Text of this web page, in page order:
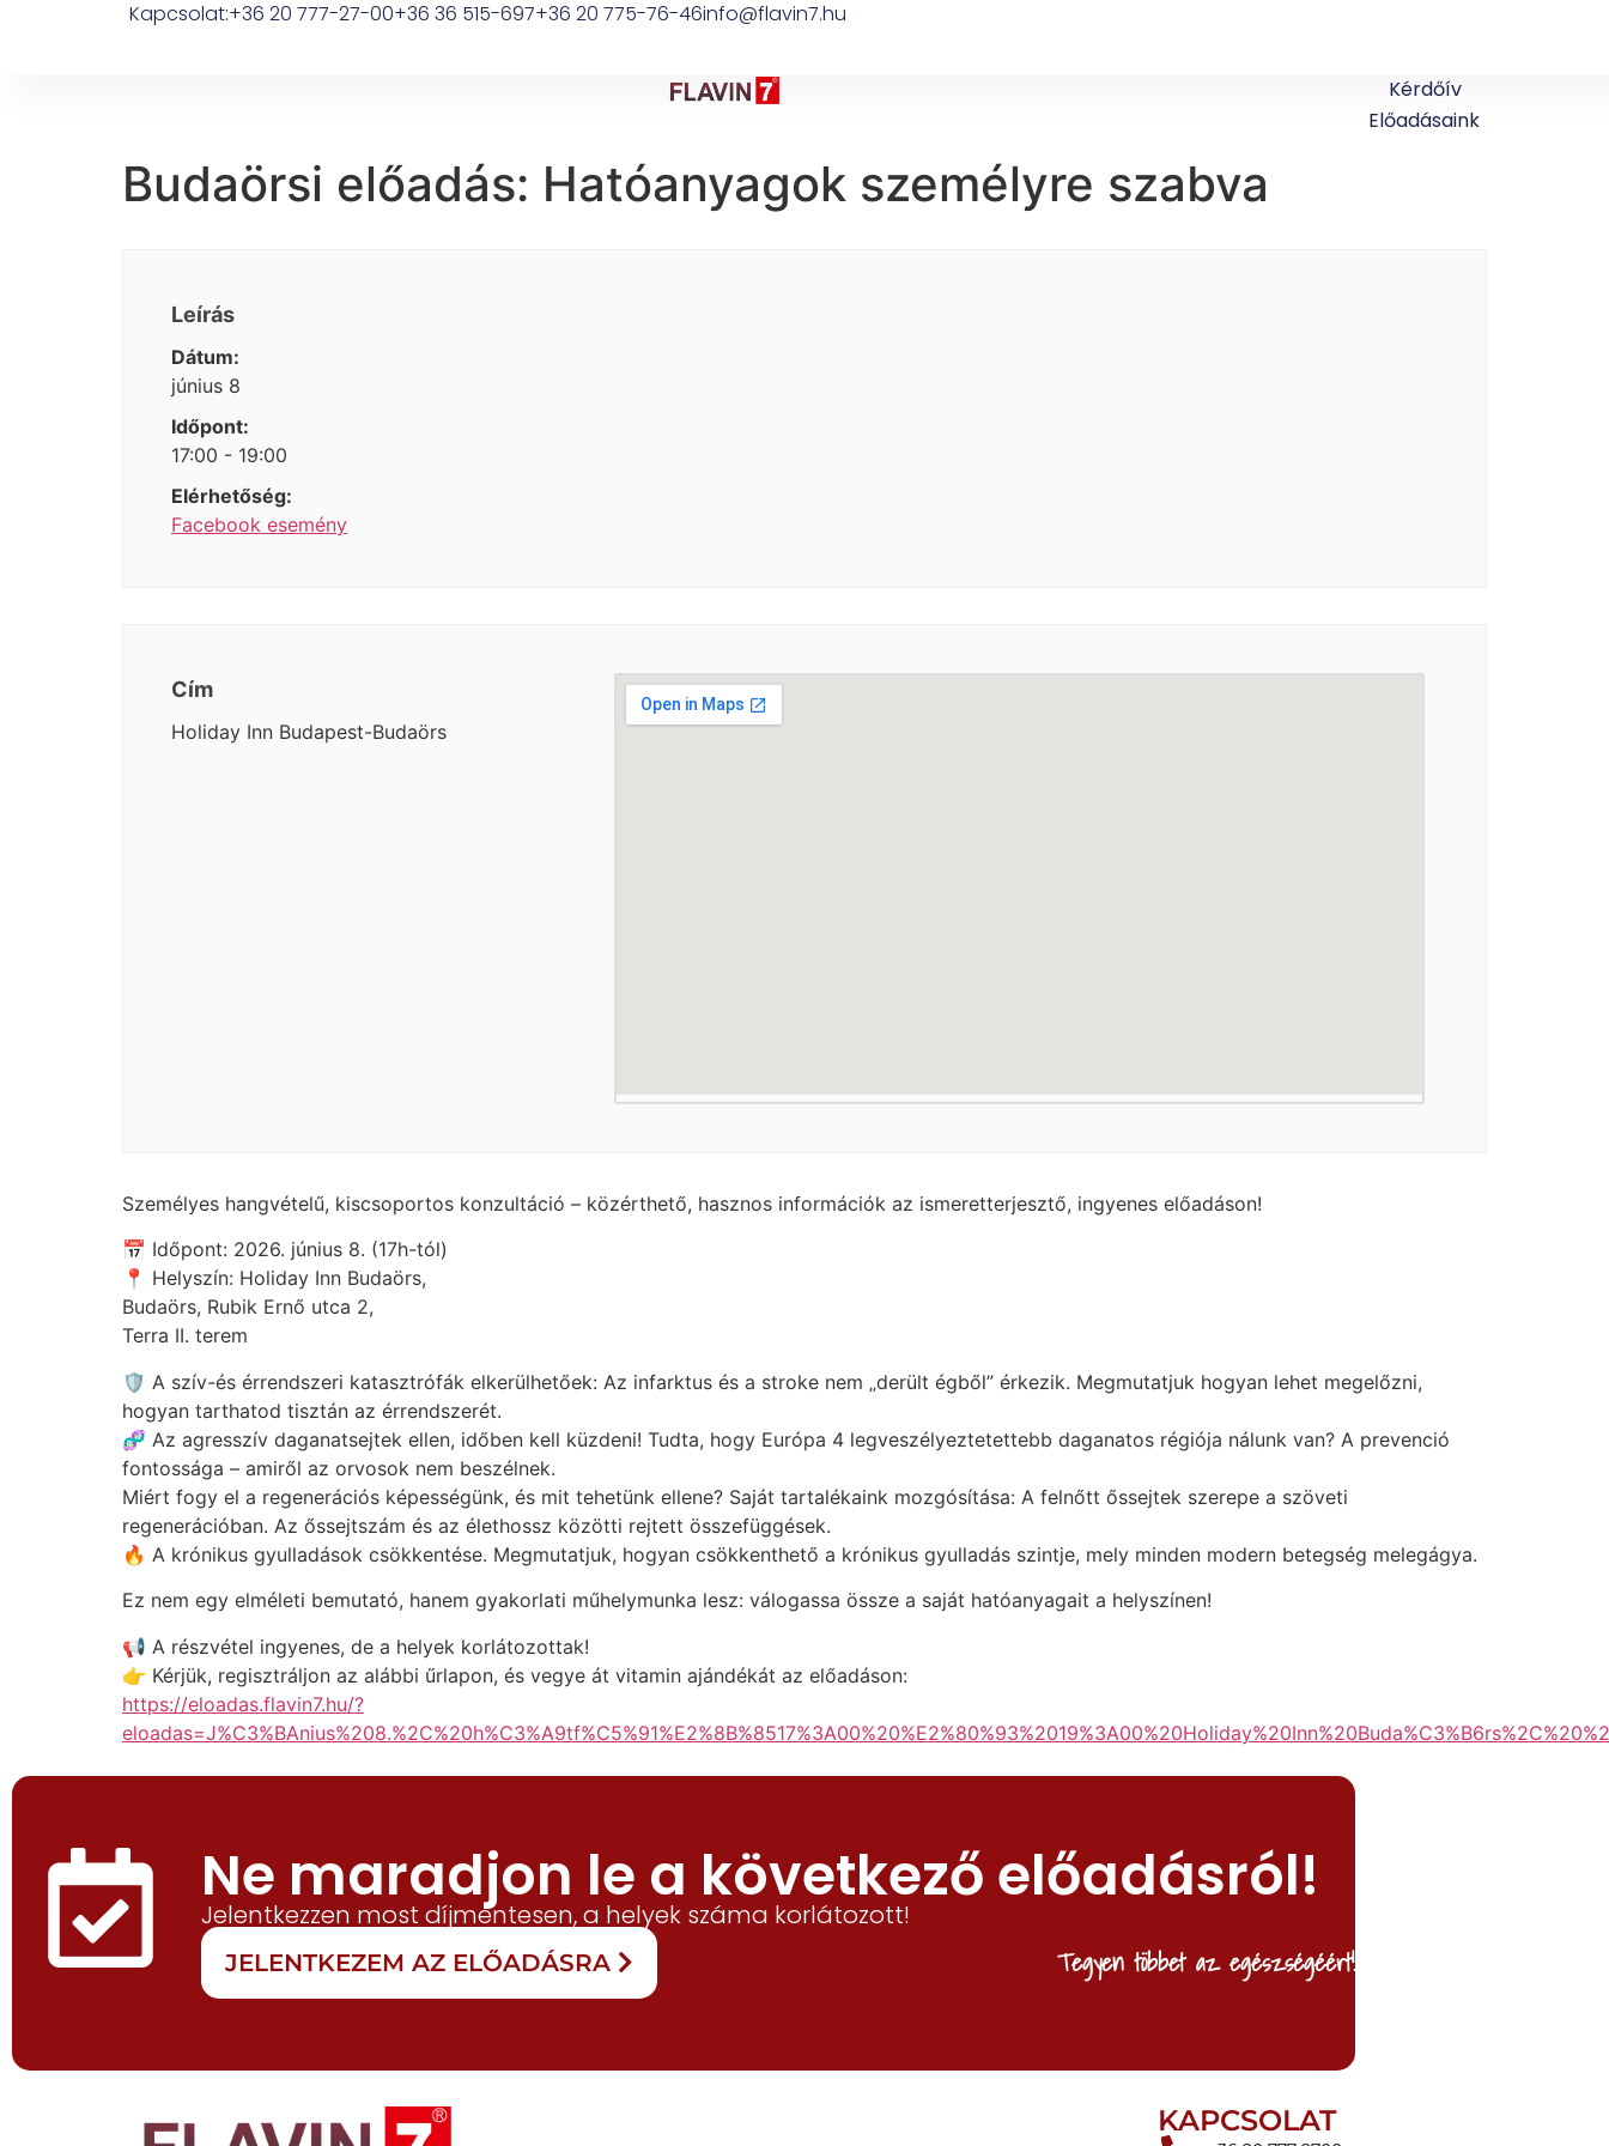
Kapcsolat:+36 20 777-27-00+36 36 515-697+36 20 775-76-46info@flavin7.hu
Kérdőív
Előadásaink
Budaörsi előadás: Hatóanyagok személyre szabva
Leírás
Dátum:
június 8
Időpont:
17:00 - 19:00
Elérhetőség:
Facebook esemény
Cím
Holiday Inn Budapest-Budaörs
Személyes hangvételű, kiscsoportos konzultáció – közérthető, hasznos információk az ismeretterjesztő, ingyenes előadáson!
📅 Időpont: 2026. június 8. (17h-tól)
📍 Helyszín: Holiday Inn Budaörs,
Budaörs, Rubik Ernő utca 2,
Terra II. terem
🛡️ A szív-és érrendszeri katasztrófák elkerülhetőek: Az infarktus és a stroke nem „derült égből” érkezik. Megmutatjuk hogyan lehet megelőzni,
hogyan tarthatod tisztán az érrendszerét.
🧬 Az agresszív daganatsejtek ellen, időben kell küzdeni! Tudta, hogy Európa 4 legveszélyeztetettebb daganatos régiója nálunk van? A prevenció
fontossága – amiről az orvosok nem beszélnek.
Miért fogy el a regenerációs képességünk, és mit tehetünk ellene? Saját tartalékaink mozgósítása: A felnőtt őssejtek szerepe a szöveti
regenerációban. Az őssejtszám és az élethossz közötti rejtett összefüggések.
🔥 A krónikus gyulladások csökkentése. Megmutatjuk, hogyan csökkenthető a krónikus gyulladás szintje, mely minden modern betegség melegágya.
Ez nem egy elméleti bemutató, hanem gyakorlati műhelymunka lesz: válogassa össze a saját hatóanyagait a helyszínen!
📢 A részvétel ingyenes, de a helyek korlátozottak!
👉 Kérjük, regisztráljon az alábbi űrlapon, és vegye át vitamin ajándékát az előadáson:
https://eloadas.flavin7.hu/?
Tegyen többet az egészségéért!
Ne maradjon le a következő előadásról!
Jelentkezzen most díjmentesen, a helyek száma korlátozott!
JELENTKEZEM AZ ELŐADÁSRA
KAPCSOLAT